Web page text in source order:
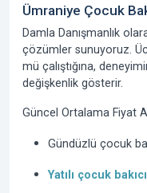
Ümraniye Çocuk
Damla Danışmanlık
çözümler sunuyoruz.
mü çalıştığına,
değişkenlik gösterir.
Güncel Ortalama Fiyat
Gündüzlü çocuk
Yatılı çocuk